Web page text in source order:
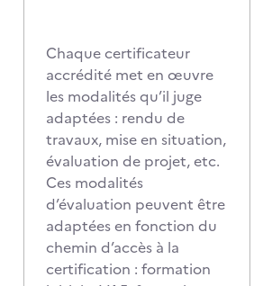
Chaque certificateur
accrédité met en œuvre
les modalités qu’il juge
adaptées : rendu de
travaux, mise en situation,
évaluation de projet, etc.
Ces modalités
d’évaluation peuvent être
adaptées en fonction du
chemin d’accès à la
certification : formation